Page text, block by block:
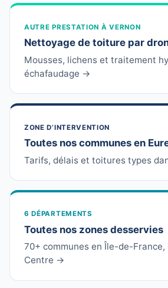
AUTRE PRESTATION À VERNON
Nettoyage de toiture par
Mousses, lichens et traitement
échafaudage →
ZONE D’INTERVENTION
Toutes nos communes en
Tarifs, délais et toitures types
6 DÉPARTEMENTS
Toutes nos zones desservies
70+ communes en Île-de-France,
Centre →